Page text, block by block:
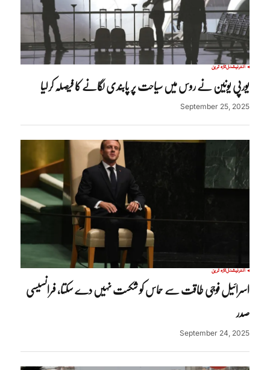
انٹرنیشنلتازہ ترین
یورپی یونین نے روس میں سیاحت پر پابندی لگانے کا فیصلہ کرلیا
September 25, 2025
انٹرنیشنلتازہ ترین
اسرائیل فوجی طاقت سے حماس کو شکست نہیں دے سکتا، فرانسیسی
صدر
September 24, 2025